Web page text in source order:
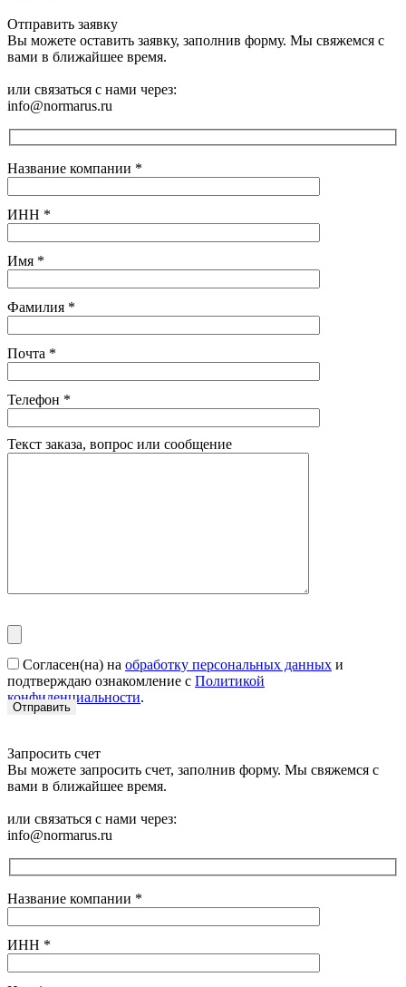
Отправить заявку
Вы можете оставить заявку, заполнив форму. Мы свяжемся с
вами в ближайшее время.
или связаться с нами через:
info@normarus.ru
Название компании *
ИНН *
Имя *
Фамилия *
Почта *
Телефон *
Текст заказа, вопрос или сообщение
Согласен(на) на обработку персональных данных и
подтверждаю ознакомление с Политикой
конфиденциальности.
Запросить счет
Вы можете запросить счет, заполнив форму. Мы свяжемся с
вами в ближайшее время.
или связаться с нами через:
info@normarus.ru
Название компании *
ИНН *